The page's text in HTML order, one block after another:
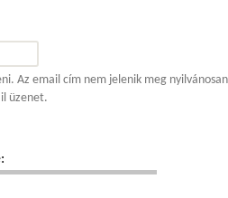
Az email cím nem jelenik meg
üzenet.